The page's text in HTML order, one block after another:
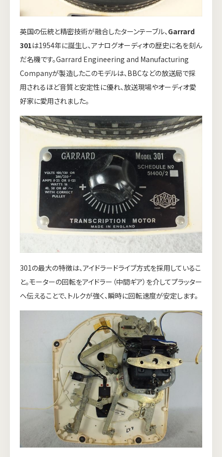
英国の伝統と精密技術が融合したターンテーブル、Garrard
301は1954年に誕生し、アナログオーディオの歴史に名を刻ん
だ名機です。Garrard Engineering and Manufacturing
Companyが製造したこのモデルは、BBCなどの放送局で採
用されるほど音質と安定性に優れ、放送現場やオーディオ愛
好家に愛用されました。
301の最大の特徴は、アイドラードライブ方式を採用しているこ
と。モーターの回転をアイドラー（中間ギア）を介してプラッター
へ伝えることで、トルクが強く、瞬時に回転速度が安定します。